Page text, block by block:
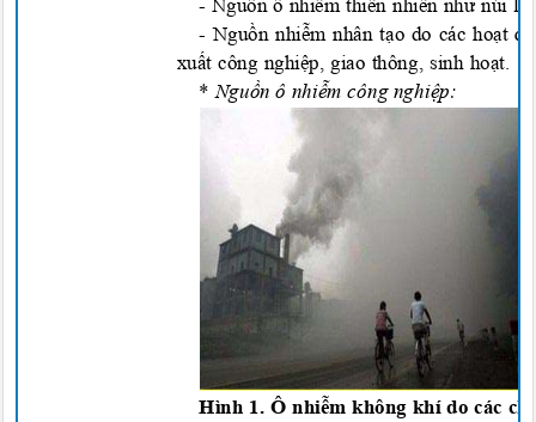
- Nguồn ô nhiễm thiên nhiên như núi
-Nguồn nhiễm nhân tạo do các hoạt
xuất công nghiệp, giao thông, sinh hoạt.
* Nguồn ô nhiễm công nghiệp:
Hình 1. Ô nhiễm không khí do các